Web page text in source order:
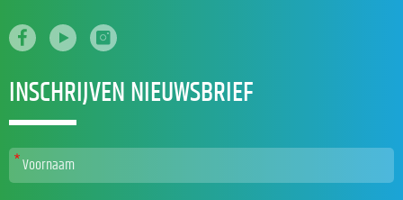
INSCHRIJVEN NIEUWSBRIEF